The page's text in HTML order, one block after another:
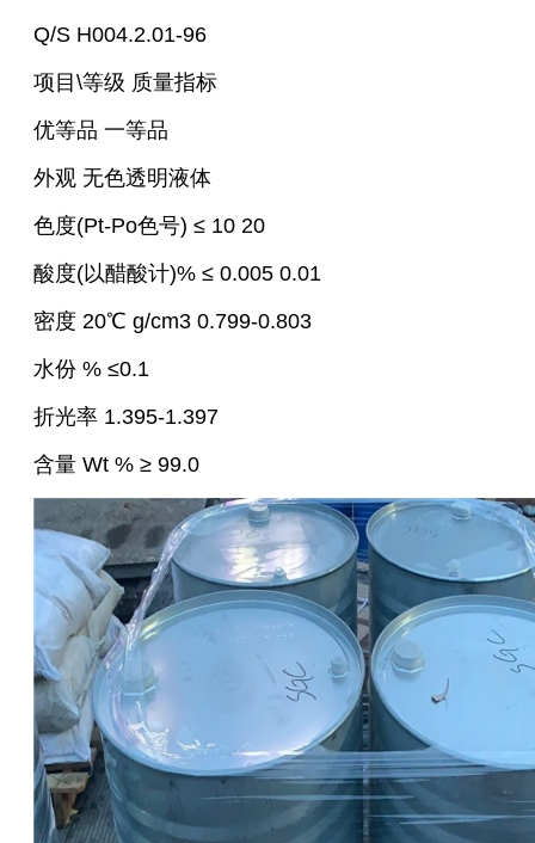
Q/S H004.2.01-96
项目\等级 质量指标
优等品 一等品
外观 无色透明液体
色度(Pt-Po色号) ≤ 10 20
酸度(以醋酸计)% ≤ 0.005 0.01
密度 20℃ g/cm3 0.799-0.803
水份 % ≤0.1
折光率 1.395-1.397
含量 Wt % ≥ 99.0